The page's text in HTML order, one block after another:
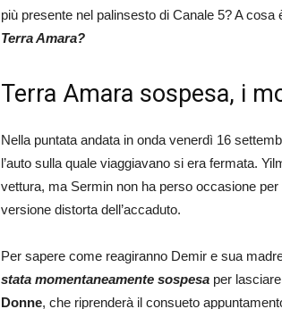
più presente nel palinsesto di Canale 5? A cosa
Terra Amara?
Terra Amara sospesa, i
Nella puntata andata in onda venerdì 16
l’auto sulla quale viaggiavano si era fermata.
vettura, ma Sermin non ha perso occasione
versione distorta dell’accaduto.
Per sapere come reagiranno Demir e sua
stata momentaneamente sospesa per
Donne, che riprenderà il consueto